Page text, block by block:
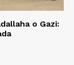
o Gazi: